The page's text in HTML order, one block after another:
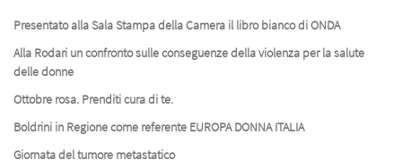
Presentato alla Sala Stampa della Camera il libro bianco di ONDA
Alla Rodari un confronto sulle conseguenze della violenza per la salute
delle donne
Ottobre rosa. Prenditi cura di te.
Boldrini in Regione come referente EUROPA DONNA ITALIA
Giornata del tumore metastatico